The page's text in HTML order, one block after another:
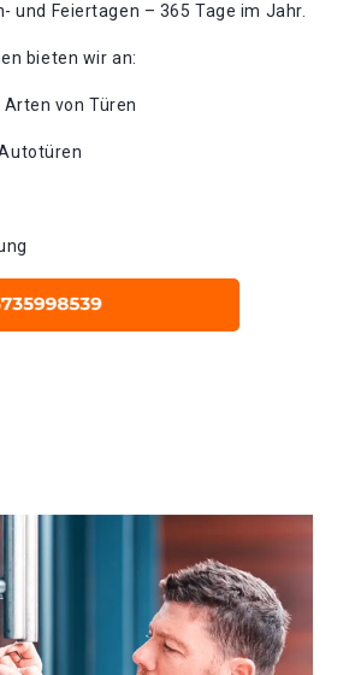
und Feiertagen – 365 Tage im Jahr.
bieten wir an:
von Türen